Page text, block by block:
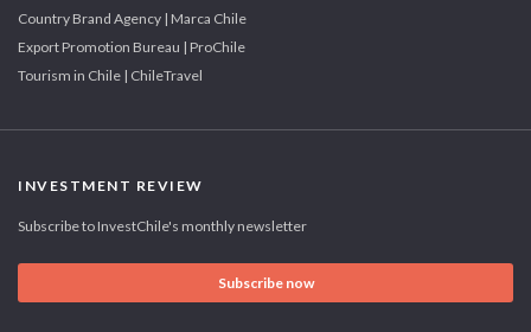
Country Brand Agency | Marca Chile
Export Promotion Bureau | ProChile
Tourism in Chile | ChileTravel
INVESTMENT REVIEW
Subscribe to InvestChile's monthly newsletter
Subscribe now